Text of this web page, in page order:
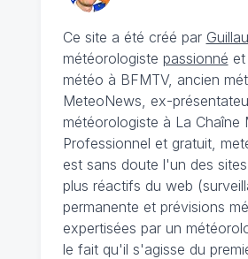
Ce site a été créé par
météorologiste passionné
météo à BFMTV, ancien
MeteoNews, ex-
météorologiste à La Chaîne
Professionnel et gratuit,
est sans doute l'un des
plus réactifs du web
permanente et prévisions
expertisées par un
le fait qu'il s'agisse du